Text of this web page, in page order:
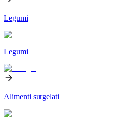
Legumi
Legumi
Alimenti surgelati